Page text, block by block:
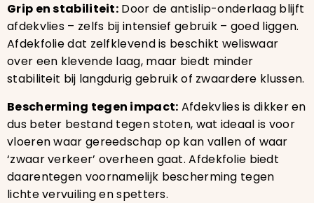
Grip en stabiliteit: Door de antislip-onderlaag blijft
afdekvlies – zelfs bij intensief gebruik – goed liggen.
Afdekfolie dat zelfklevend is beschikt weliswaar
over een klevende laag, maar biedt minder
stabiliteit bij langdurig gebruik of zwaardere klussen.
Bescherming tegen impact: Afdekvlies is dikker en
dus beter bestand tegen stoten, wat ideaal is voor
vloeren waar gereedschap op kan vallen of waar
‘zwaar verkeer’ overheen gaat. Afdekfolie biedt
daarentegen voornamelijk bescherming tegen
lichte vervuiling en spetters.